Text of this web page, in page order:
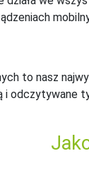
to nasz
i odczytywane